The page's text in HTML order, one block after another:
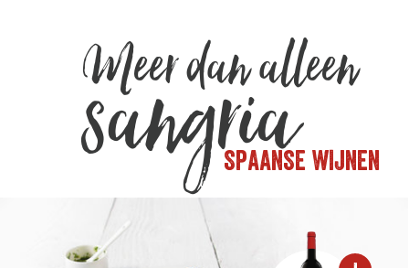
Meer danalleen
sangriaSPAANSE WIJNEN